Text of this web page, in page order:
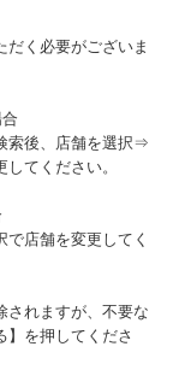
く必要がございま
索後、店舗を選択⇒
てください。
店舗を変更してく
されますが、不要な
を押してくださ